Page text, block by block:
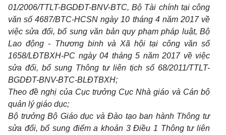
01/2006/TTLT-BGDĐT-BNV-BTC, Bộ Tài chính tại công
văn số 4687/BTC-HCSN ngày 10 tháng 4 năm 2017 về
việc sửa đổi, bổ sung văn bản quy phạm pháp luật, Bộ
Lao động - Thương binh và Xã hội tại công văn số
1658/LĐTBXH-PC ngày 04 tháng 5 năm 2017 về việc
sửa đổi, bổ sung Thông tư liên tịch số 68/2011/TTLT-
BGDĐT-BNV-BTC-BLĐTBXH;
Theo đề nghị của Cục trưởng Cục Nhà giáo và Cán bộ
quản lý giáo dục;
Bộ trưởng Bộ Giáo dục và Đào tạo ban hành Thông tư
sửa đổi, bổ sung điểm a khoản 3 Điều 1 Thông tư liên